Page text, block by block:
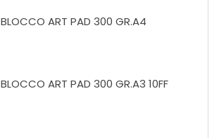
BLOCCO ART PAD 300 GR.A4
BLOCCO ART PAD 300 GR.A3 10FF